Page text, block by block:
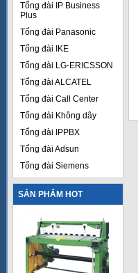
Tổng đài IP Business
Plus
Tổng đài Panasonic
Tổng đài IKE
Tổng đài LG-ERICSSON
Tổng đài ALCATEL
Tổng đài Call Center
Tổng đài Không dây
Tổng đài IPPBX
Tổng đài Adsun
Tổng đài Siemens
SẢN PHẨM HOT